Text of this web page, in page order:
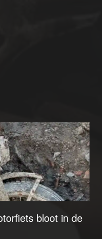
bloot in de